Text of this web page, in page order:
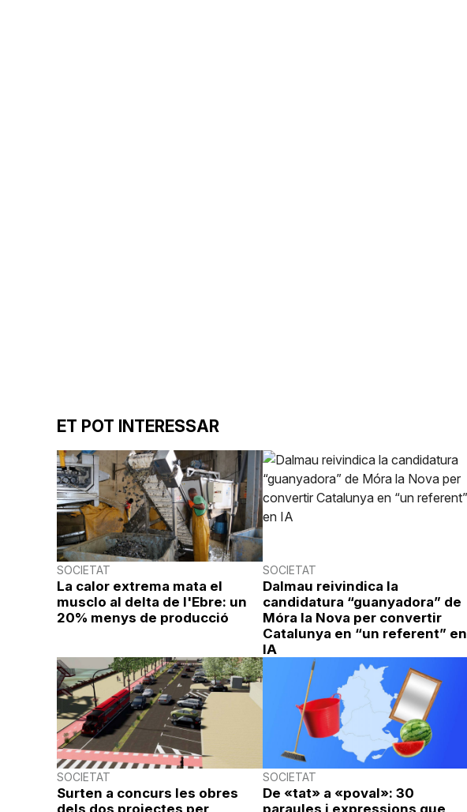
ET POT INTERESSAR
SOCIETAT
La calor extrema mata el
musclo al delta de l'Ebre: un
20% menys de producció
SOCIETAT
Dalmau reivindica la
candidatura “guanyadora” de
Móra la Nova per convertir
Catalunya en “un referent” en
IA
SOCIETAT
Surten a concurs les obres
dels dos projectes per
SOCIETAT
De «tat» a «poval»: 30
paraules i expressions que